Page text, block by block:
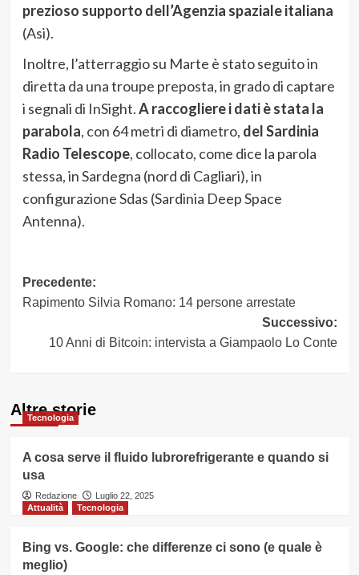
prezioso supporto dell’Agenzia spaziale italiana
(Asi).
Inoltre, l’atterraggio su Marte è stato seguito in
diretta da una troupe preposta, in grado di captare
i segnali di InSight.A raccogliere i dati è stata la
parabola, con 64 metri di diametro, del Sardinia
Radio Telescope, collocato, come dice la parola
stessa, in Sardegna (nord di Cagliari), in
configurazione Sdas (Sardinia Deep Space
Antenna).
Navigazione
articolo
Precedente:
Rapimento Silvia Romano: 14 persone arrestate
Successivo:
10 Anni di Bitcoin: intervista a Giampaolo Lo Conte
Altre storie
Tecnologia
A cosa serve il fluido lubrorefrigerante e quando si
usa
Redazione
Luglio 22, 2025
Attualità
Tecnologia
Bing vs. Google: che differenze ci sono (e quale è
meglio)